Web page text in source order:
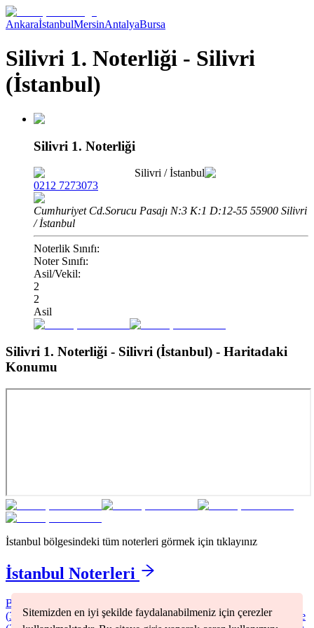
Sitemizden en iyi şekilde faydalanabilmeniz için çerezler
AnkaraİstanbulMersinAntalyaBursa
Silivri 1. Noterliği - Silivri
(İstanbul)
Silivri 1. Noterliği
Silivri /İstanbul
0212 7273073
Cumhuriyet Cd.Sorucu Pasajı N:3 K:1 D:12-55 55900 Silivri
/ İstanbul
Noterlik Sınıfı:
Noter Sınıfı:
Asil/Vekil:
2
2
Asil
Silivri 1. Noterliği - Silivri (İstanbul) - Haritadaki
Konumu
İstanbul bölgesindeki tüm noterleri görmek için tıklayınız
İstanbul Noterleri
Bağcılar
(3 Büyükçekmece (1 )Fatih(2)Kadıköy(2)Kartal(1) Küçükçekmece